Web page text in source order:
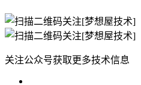
关注公众号获取更多技术信息